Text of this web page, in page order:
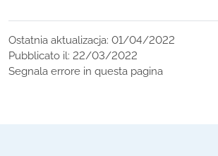
Ostatnia aktualizacja: 01/04/2022
Pubblicato il: 22/03/2022
Segnala errore in questa pagina